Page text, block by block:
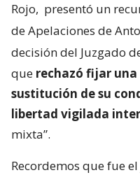
Rojo, presentó un
de Apelaciones de
decisión del Juzgado
que rechazó fijar
sustitución de su
libertad vigilada
mixta”.
Recordemos que fue